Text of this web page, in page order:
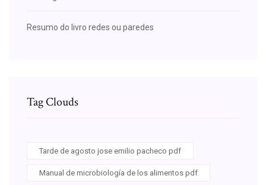
Resumo do livro redes ou paredes
Tag Clouds
Tarde de agosto jose emilio pacheco pdf
Manual de microbiología de los alimentos pdf